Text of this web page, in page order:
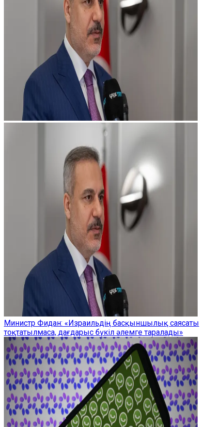
Министр Фидан: «Израильдің басқыншылық саясаты
тоқтатылмаса, дағдарыс бүкіл әлемге таралады»